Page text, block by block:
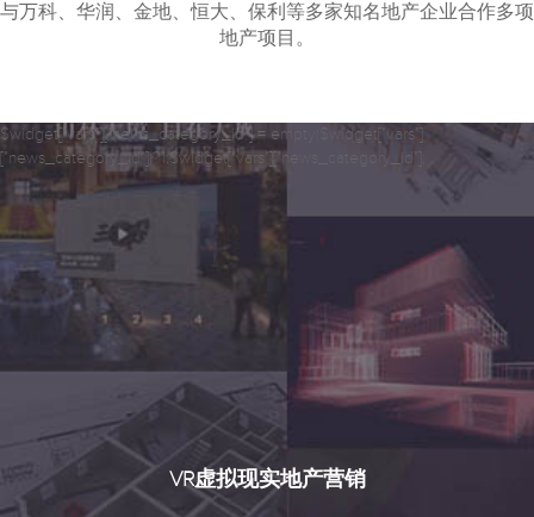
与万科、华润、金地、恒大、保利等多家知名地产企业合作多项
地产项目。
$widget["vars"]["news_category_id"] = empty($widget["vars"]
["news_category_id"])?1:$widget["vars"]["news_category_id"];
VR虚拟现实地产营销